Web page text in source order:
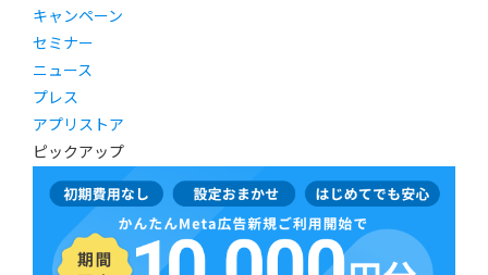
キャンペーン
セミナー
ニュース
プレス
アプリストア
ピックアップ